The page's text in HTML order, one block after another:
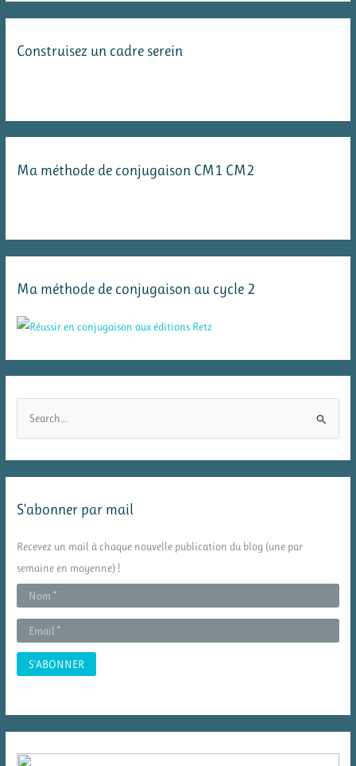
Construisez un cadre serein
Ma méthode de conjugaison CM1 CM2
Ma méthode de conjugaison au cycle 2
r
:
S’abonner par mail
Recevez un mail à chaque nouvelle publication du blog (une par
semaine en moyenne) !